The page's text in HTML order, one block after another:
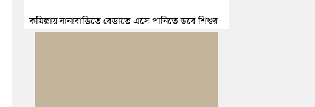
কুমিল্লায় নানাবাড়িতে বেড়াতে এসে পানিতে ডুবে শিশুর
মৃত্যু